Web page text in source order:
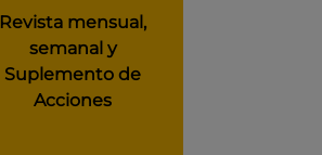
Revista mensual,
semanal y
Suplemento de
Acciones